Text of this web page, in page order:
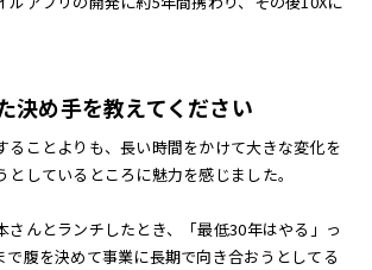
決め手を教えてください
ることよりも、長い時間をかけて大きな変化を
しているところに魅力を感じました。
さんとランチしたとき、「最低30年はやる」っ
で腹を決めて事業に長期で向き合おうとしてる